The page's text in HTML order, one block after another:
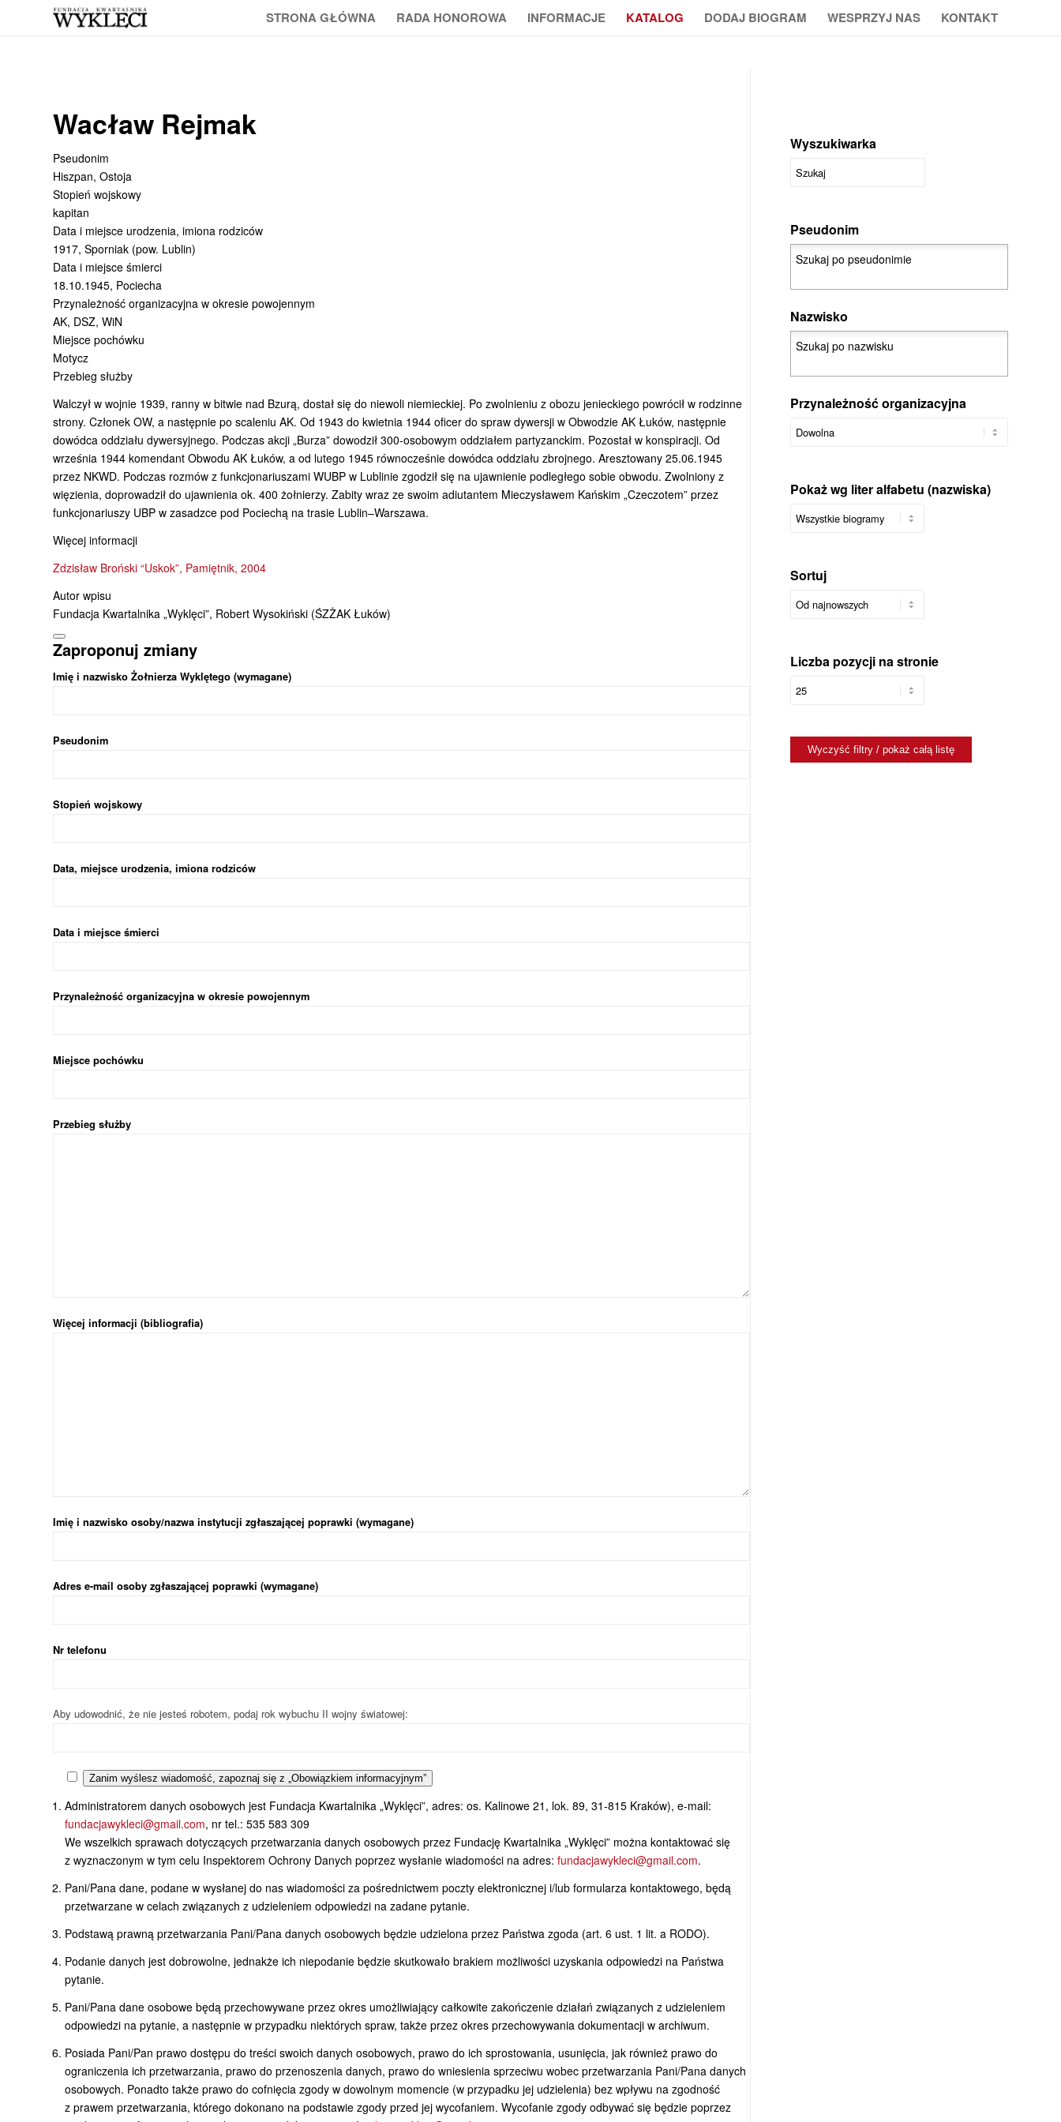
STRONA GŁÓWNA RADA HONOROWA INFORMACJE KATALOG DODAJ BIOGRAM WESPRZYJ NAS KONTAKT
Wacław Rejmak
Pseudonim
Hiszpan, Ostoja
Stopień wojskowy
kapitan
Data i miejsce urodzenia, imiona rodziców
1917, Sporniak (pow. Lublin)
Data i miejsce śmierci
18.10.1945, Pociecha
Przynależność organizacyjna w okresie powojennym
AK, DSZ, WiN
Miejsce pochówku
Motycz
Przebieg służby
Walczył w wojnie 1939, ranny w bitwie nad Bzurą, dostał się do niewoli niemieckiej. Po zwolnieniu z obozu jenieckiego powrócił w rodzinne
strony. Członek OW, a następnie po scaleniu AK. Od 1943 do kwietnia 1944 oficer do spraw dywersji w Obwodzie AK Łuków, następnie
dowódca oddziału dywersyjnego. Podczas akcji „Burza” dowodził 300-osobowym oddziałem partyzanckim. Pozostał w konspiracji. Od
września 1944 komendant Obwodu AK Łuków, a od lutego 1945 równocześnie dowódca oddziału zbrojnego. Aresztowany 25.06.1945
przez NKWD. Podczas rozmów z funkcjonariuszami WUBP w Lublinie zgodził się na ujawnienie podległego sobie obwodu. Zwolniony z
więzienia, doprowadził do ujawnienia ok. 400 żołnierzy. Zabity wraz ze swoim adiutantem Mieczysławem Kańskim „Czeczotem” przez
funkcjonariuszy UBP w zasadzce pod Pociechą na trasie Lublin–Warszawa.
Więcej informacji
Zdzisław Broński “Uskok”, Pamiętnik, 2004
Autor wpisu
Fundacja Kwartalnika „Wyklęci”, Robert Wysokiński (ŚZŻAK Łuków)
Zaproponuj zmiany
Imię i nazwisko Żołnierza Wyklętego (wymagane)
Pseudonim
Stopień wojskowy
Data, miejsce urodzenia, imiona rodziców
Data i miejsce śmierci
Przynależność organizacyjna w okresie powojennym
Miejsce pochówku
Przebieg służby
Więcej informacji (bibliografia)
Imię i nazwisko osoby/nazwa instytucji zgłaszającej poprawki (wymagane)
Adres e-mail osoby zgłaszającej poprawki (wymagane)
Nr telefonu
Aby udowodnić, że nie jesteś robotem, podaj rok wybuchu II wojny światowej:
Zanim wyślesz wiadomość, zapoznaj się z „Obowiązkiem informacyjnym”
Administratorem danych osobowych jest Fundacja Kwartalnika „Wyklęci”, adres: os. Kalinowe 21, lok. 89, 31-815 Kraków), e-mail:
fundacjawykleci@gmail.com, nr tel.: 535 583 309
We wszelkich sprawach dotyczących przetwarzania danych osobowych przez Fundację Kwartalnika „Wyklęci” można kontaktować się
z wyznaczonym w tym celu Inspektorem Ochrony Danych poprzez wysłanie wiadomości na adres: fundacjawykleci@gmail.com.
Pani/Pana dane, podane w wysłanej do nas wiadomości za pośrednictwem poczty elektronicznej i/lub formularza kontaktowego, będą
przetwarzane w celach związanych z udzieleniem odpowiedzi na zadane pytanie.
Podstawą prawną przetwarzania Pani/Pana danych osobowych będzie udzielona przez Państwa zgoda (art. 6 ust. 1 lit. a RODO).
Podanie danych jest dobrowolne, jednakże ich niepodanie będzie skutkowało brakiem możliwości uzyskania odpowiedzi na Państwa
pytanie.
Pani/Pana dane osobowe będą przechowywane przez okres umożliwiający całkowite zakończenie działań związanych z udzieleniem
odpowiedzi na pytanie, a następnie w przypadku niektórych spraw, także przez okres przechowywania dokumentacji w archiwum.
Posiada Pani/Pan prawo dostępu do treści swoich danych osobowych, prawo do ich sprostowania, usunięcia, jak również prawo do
ograniczenia ich przetwarzania, prawo do przenoszenia danych, prawo do wniesienia sprzeciwu wobec przetwarzania Pani/Pana danych
osobowych. Ponadto także prawo do cofnięcia zgody w dowolnym momencie (w przypadku jej udzielenia) bez wpływu na zgodność
z prawem przetwarzania, którego dokonano na podstawie zgody przed jej wycofaniem. Wycofanie zgody odbywać się będzie poprzez
Wyszukiwarka
Pseudonim
Nazwisko
Przynależność organizacyjna
Pokaż wg liter alfabetu (nazwiska)
Sortuj
Liczba pozycji na stronie